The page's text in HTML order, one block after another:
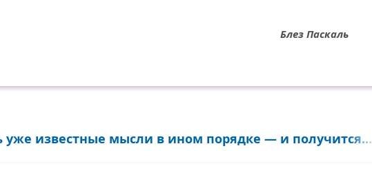
Блез Паскаль
уже известные мысли в ином порядке — и получится...